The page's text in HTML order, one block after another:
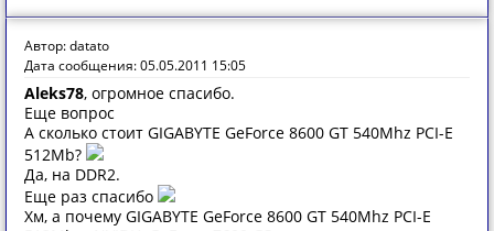
Автор: datato
Дата сообщения: 05.05.2011 15:05
Aleks78, огромное спасибо.
Еще вопрос
А сколько стоит GIGABYTE GeForce 8600 GT 540Mhz PCI-E
512Mb?
Да, на DDR2.
Еще раз спасибо
Хм, а почему GIGABYTE GeForce 8600 GT 540Mhz PCI-E